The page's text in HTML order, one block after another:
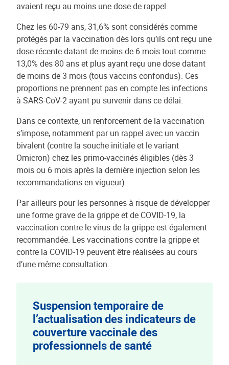
avaient reçu au moins une dose de rappel.
Chez les 60-79 ans, 31,6% sont considérés comme
protégés par la vaccination dès lors qu’ils ont reçu une
dose récente datant de moins de 6 mois tout comme
13,0% des 80 ans et plus ayant reçu une dose datant
de moins de 3 mois (tous vaccins confondus). Ces
proportions ne prennent pas en compte les infections
à SARS-CoV-2 ayant pu survenir dans ce délai.
Dans ce contexte, un renforcement de la vaccination
s’impose, notamment par un rappel avec un vaccin
bivalent (contre la souche initiale et le variant
Omicron) chez les primo-vaccinés éligibles (dès 3
mois ou 6 mois après la dernière injection selon les
recommandations en vigueur).
Par ailleurs pour les personnes à risque de développer
une forme grave de la grippe et de COVID-19, la
vaccination contre le virus de la grippe est également
recommandée. Les vaccinations contre la grippe et
contre la COVID-19 peuvent être réalisées au cours
d’une même consultation.
Suspension temporaire de
l’actualisation des indicateurs de
couverture vaccinale des
professionnels de santé